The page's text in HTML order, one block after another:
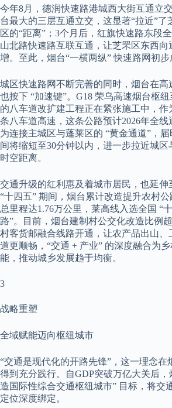
今年8月，德润快速路港城西大街互通立
台最大的三层互通立交，这显著“拉近”了
区的“距离”；3个月后，红旗快速路东段
山北路快速路互联互通，让芝罘区东西向
增。至此，烟台“一横两纵” 快速路网初步
城区快速路网不断完善的同时，烟台在高
也按下 “加速键”。G18 荣乌高速烟台枢
的八车道改扩建工程正在紧张施工中，作
条八车道高速，这条公路预计2026年全线
为连接主城区与蓬莱区的 “黄金通道”，
间将缩短至30分钟以内，进一步拉近城区
时空距离。
交通升级的红利惠及着城市居民，也延伸
“十四五” 期间，烟台累计改造提升农村公
总里程达1.76万公里，莱高线入选全国 “
路”。目前，烟台建制村公交化改造比例
村客货邮融合线路开通，让农产品出山、
道更顺畅，“交通 + 产业” 的深度融合为
能，推动城乡发展趋于均衡。
3
战略重塑
全域赋能迈向枢纽城市
“交通是现代化的开路先锋”，这一理念在
得到充分践行。自GDP突破万亿大关后，
造国际性综合交通枢纽城市” 目标，将交
定位深度绑定。